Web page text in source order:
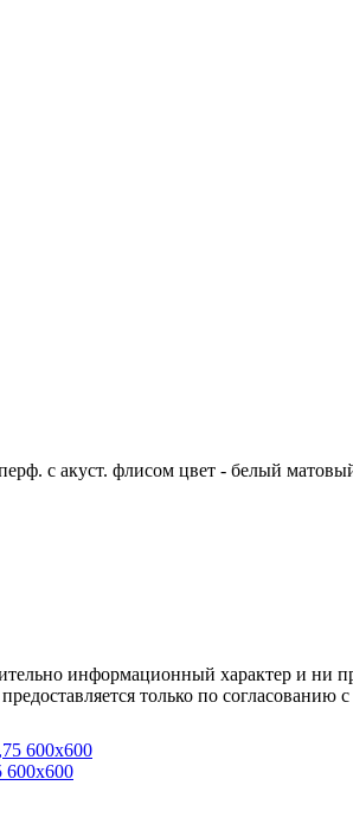
с акуст. флисом цвет - белый
информационный характер и ни
только по согласованию
600x600